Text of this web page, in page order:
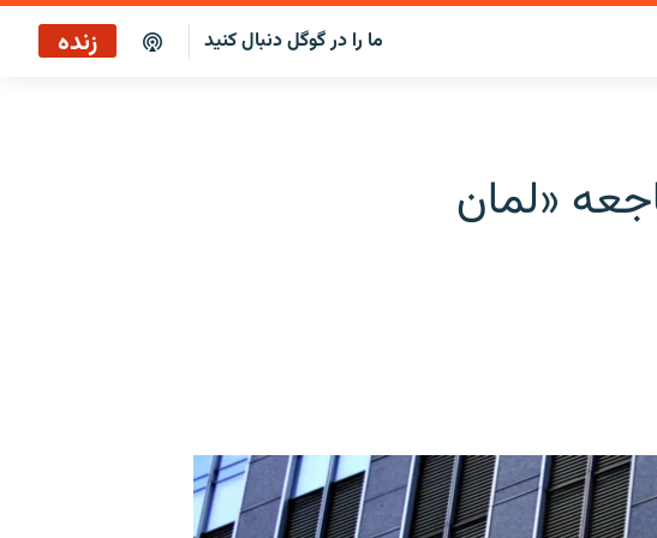
ما را در گوگل دنبال کنید زنده
«لمان